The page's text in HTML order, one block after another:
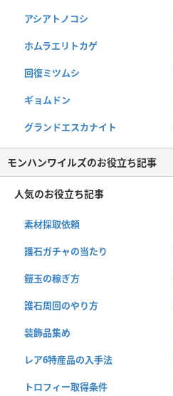
アシアトノコシ
ホムラエリトカゲ
回復ミツムシ
ギョムドン
グランドエスカナイト
モンハンワイルズのお役立ち記事
人気のお役立ち記事
素材採取依頼
護石ガチャの当たり
鎧玉の稼ぎ方
護石周回のやり方
装飾品集め
レア6特産品の入手法
トロフィー取得条件